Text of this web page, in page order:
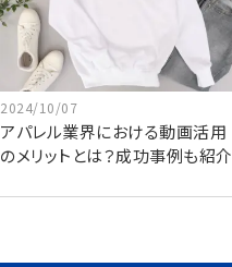
2024/10/07
アパレル業界における動画活用
のメリットとは？成功事例も紹介